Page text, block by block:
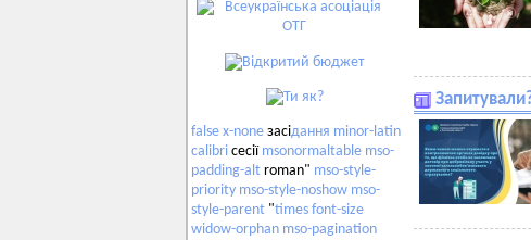
false x-none засідання minor-latin
calibri сесії msonormaltable mso-
padding-alt roman" mso-style-
priority mso-style-noshow mso-
style-parent "times font-size
widow-orphan mso-pagination